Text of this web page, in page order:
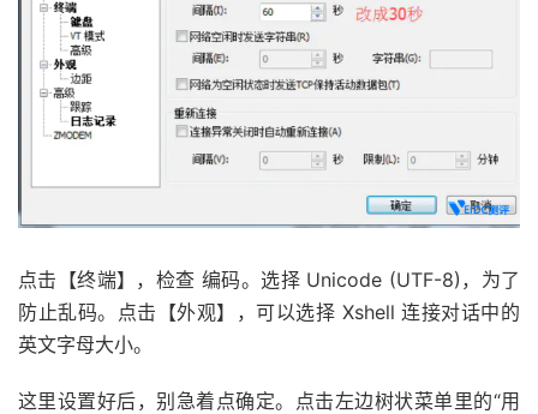
点击【终端】，检查 编码。选择 Unicode (UTF-8)，为了
防止乱码。点击【外观】，可以选择 Xshell 连接对话中的
英文字母大小。
这里设置好后，别急着点确定。点击左边树状菜单里的“用